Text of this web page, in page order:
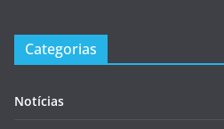
Categorias
Notícias